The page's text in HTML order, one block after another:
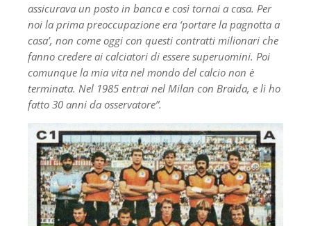
assicurava un posto in banca e così tornai a casa. Per
noi la prima preoccupazione era ‘portare la pagnotta a
casa’, non come oggi con questi contratti milionari che
fanno credere ai calciatori di essere superuomini. Poi
comunque la mia vita nel mondo del calcio non è
terminata. Nel 1985 entrai nel Milan con Braida, e lì ho
fatto 30 anni da osservatore”.